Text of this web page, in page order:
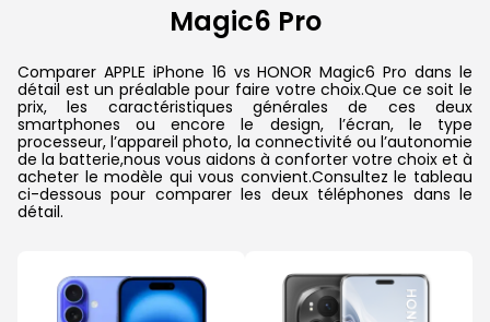
Magic6 Pro
Comparer APPLE iPhone 16 vs HONOR Magic6 Pro dans le
détail est un préalable pour faire votre choix.Que ce soit le
prix, les caractéristiques générales de ces deux
smartphones ou encore le design, l’écran, le type
processeur, l’appareil photo, la connectivité ou l’autonomie
de la batterie,nous vous aidons à conforter votre choix et à
acheter le modèle qui vous convient.Consultez le tableau
ci-dessous pour comparer les deux téléphones dans le
détail.